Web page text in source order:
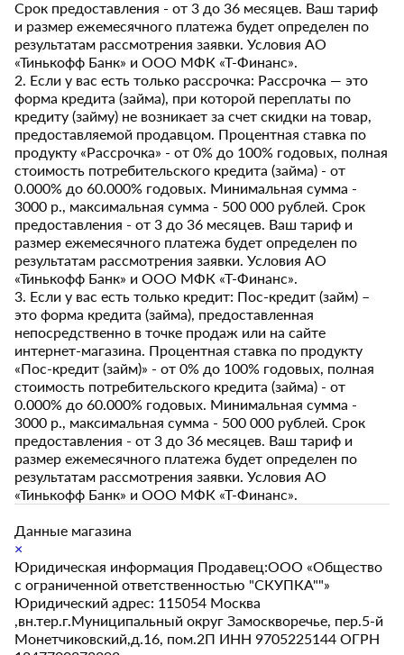
Срок предоставления - от 3 до 36 месяцев. Ваш тариф
и размер ежемесячного платежа будет определен по
результатам рассмотрения заявки. Условия АО
«Тинькофф Банк» и ООО МФК «Т-Финанс».
2. Если у вас есть только рассрочка: Рассрочка — это
форма кредита (займа), при которой переплаты по
кредиту (займу) не возникает за счет скидки на товар,
предоставляемой продавцом. Процентная ставка по
продукту «Рассрочка» - от 0% до 100% годовых, полная
стоимость потребительского кредита (займа) - от
0.000% до 60.000% годовых. Минимальная сумма -
3000 р., максимальная сумма - 500 000 рублей. Срок
предоставления - от 3 до 36 месяцев. Ваш тариф и
размер ежемесячного платежа будет определен по
результатам рассмотрения заявки. Условия АО
«Тинькофф Банк» и ООО МФК «Т-Финанс».
3. Если у вас есть только кредит: Пос-кредит (займ) –
это форма кредита (займа), предоставленная
непосредственно в точке продаж или на сайте
интернет-магазина. Процентная ставка по продукту
«Пос-кредит (займ)» - от 0% до 100% годовых, полная
стоимость потребительского кредита (займа) - от
0.000% до 60.000% годовых. Минимальная сумма -
3000 р., максимальная сумма - 500 000 рублей. Срок
предоставления - от 3 до 36 месяцев. Ваш тариф и
размер ежемесячного платежа будет определен по
результатам рассмотрения заявки. Условия АО
«Тинькофф Банк» и ООО МФК «Т-Финанс».
Данные магазина
×
Юридическая информация Продавец:ООО «Общество
с ограниченной ответственностью "СКУПКА""»
Юридический адрес: 115054 Москва
,вн.тер.г.Муниципальный округ Замоскворечье, пер.5-й
Монетчиковский,д.16, пом.2П ИНН 9705225144 ОГРН